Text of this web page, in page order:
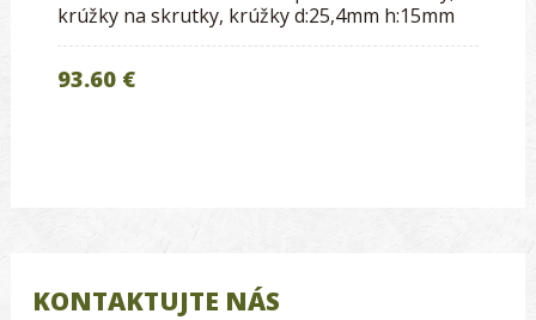
krúžky na skrutky, krúžky d:25,4mm h:15mm
93.60 €
KONTAKTUJTE NÁS